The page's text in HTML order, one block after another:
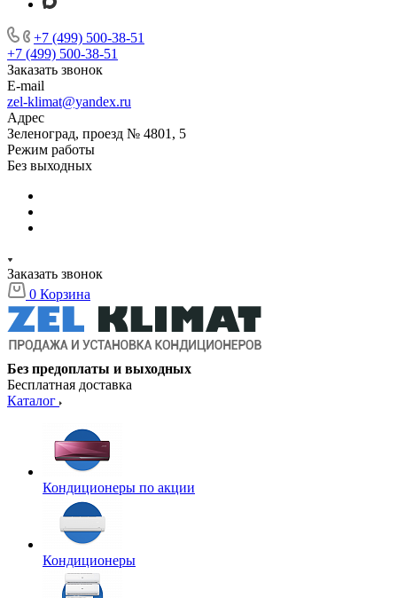
+7 (499) 500-38-51
+7 (499) 500-38-51
Заказать звонок
E-mail
zel-klimat@yandex.ru
Адрес
Зеленоград, проезд № 4801, 5
Режим работы
Без выходных
Заказать звонок
0 Корзина
Без предоплаты и выходных
Бесплатная доставка
Каталог
Кондиционеры по акции
Кондиционеры